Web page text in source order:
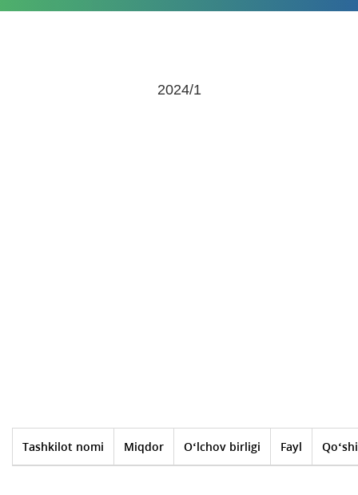
2024/1
Tashkilot nomi Miqdor O‘lchov birligi Fayl